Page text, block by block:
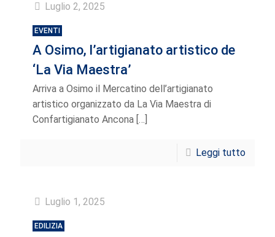
Luglio 2, 2025
EVENTI
A Osimo, l’artigianato artistico de
‘La Via Maestra’
Arriva a Osimo il Mercatino dell’artigianato
artistico organizzato da La Via Maestra di
Confartigianato Ancona […]
Leggi tutto
Luglio 1, 2025
EDILIZIA